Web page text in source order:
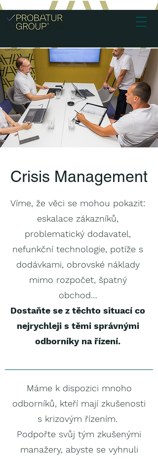
Crisis Management
Víme, že věci se mohou pokazit:
eskalace zákazníků,
problematický dodavatel,
nefunkční technologie, potíže s
dodávkami, obrovské náklady
mimo rozpočet, špatný
obchod…​
Dostaňte se z těchto situací co
nejrychleji s těmi správnými
odborníky na řízení.
Máme k dispozici mnoho
odborníků, kteří mají zkušenosti
s krizovým řízením. ​
Podpořte svůj tým zkušenými
manažery, abyste se vyhnuli